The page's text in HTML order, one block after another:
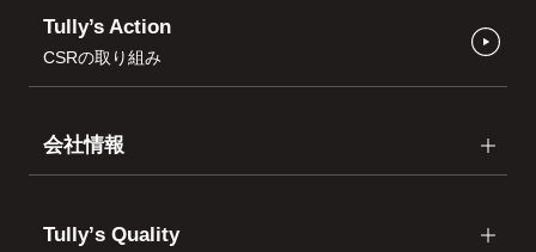
Tully’s Action
CSRの取り組み
会社情報
Tullyʼs Quality